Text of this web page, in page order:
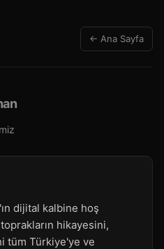
← Ana Sayfa
dijital kalbine hoş
hikayesini,
tüm Türkiye'ye ve